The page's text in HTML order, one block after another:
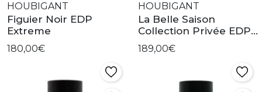
HOUBIGANT
Figuier Noir EDP
Extreme
180,00€
HOUBIGANT
La Belle Saison
Collection Privée EDP
Extrême
189,00€